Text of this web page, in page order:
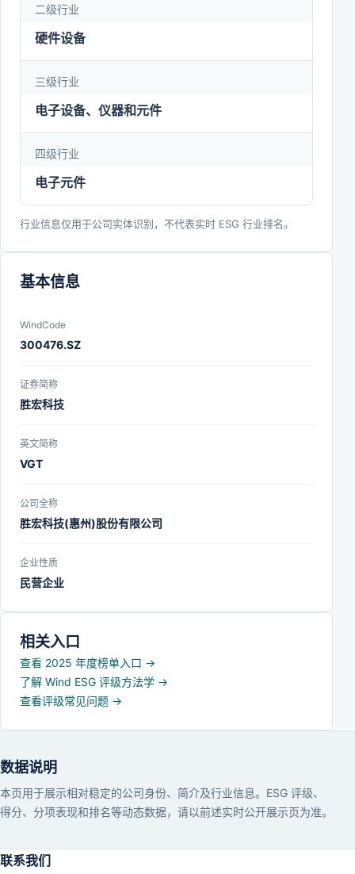
凭借卓越的技术实力与管理水平，公司获评“国家高
新技术企业”、“国家知识产权优势企业”、“国家级绿
色工厂”、“广东省创新型企业”、“广东省制造业单项
冠军”及“优秀民族品牌企业”等多项荣誉称号，展现了
其在技术创新、质量管理及社会责任方面的综合实
力。
二级行业
硬件设备
三级行业
电子设备、仪器和元件
四级行业
电子元件
行业信息仅用于公司实体识别，不代表实时 ESG 行业排名。
基本信息
WindCode
300476.SZ
证券简称
胜宏科技
英文简称
VGT
公司全称
胜宏科技(惠州)股份有限公司
企业性质
民营企业
相关入口
查看 2025 年度榜单入口 →
了解 Wind ESG 评级方法学 →
查看评级常见问题 →
数据说明
本页用于展示相对稳定的公司身份、简介及行业信息。ESG 评级、
得分、分项表现和排名等动态数据，请以前述实时公开展示页为准。
联系我们